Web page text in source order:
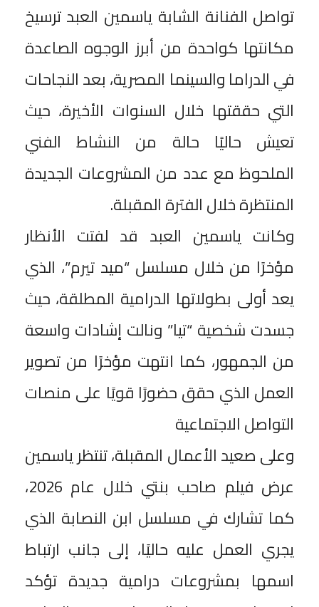
تواصل الفنانة الشابة ياسمين العبد ترسيخ
مكانتها كواحدة من أبرز الوجوه الصاعدة
في الدراما والسينما المصرية، بعد النجاحات
التي حققتها خلال السنوات الأخيرة، حيث
تعيش حاليًا حالة من النشاط الفني
الملحوظ مع عدد من المشروعات الجديدة
المنتظرة خلال الفترة المقبلة.
وكانت ياسمين العبد قد لفتت الأنظار
مؤخرًا من خلال مسلسل “ميد تيرم”، الذي
يعد أولى بطولاتها الدرامية المطلقة، حيث
جسدت شخصية “تيا” ونالت إشادات واسعة
من الجمهور، كما انتهت مؤخرًا من تصوير
العمل الذي حقق حضورًا قويًا على منصات
التواصل الاجتماعية
وعلى صعيد الأعمال المقبلة، تنتظر ياسمين
عرض فيلم صاحب بنتي خلال عام 2026،
كما تشارك في مسلسل ابن النصابة الذي
يجري العمل عليه حاليًا، إلى جانب ارتباط
اسمها بمشروعات درامية جديدة تؤكد